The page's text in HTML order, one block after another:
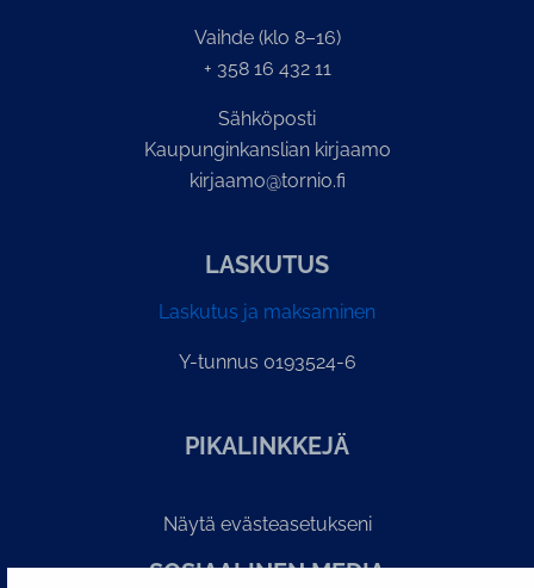
Vaihde (klo 8–16)
+ 358 16 432 11
Sähköposti
Kaupunginkanslian kirjaamo
kirjaamo@tornio.fi
LASKUTUS
Laskutus ja maksaminen
Y-tunnus 0193524-6
PI­KA­LINK­KE­JÄ
Näytä evästeasetukseni
SOSIAALINEN MEDIA